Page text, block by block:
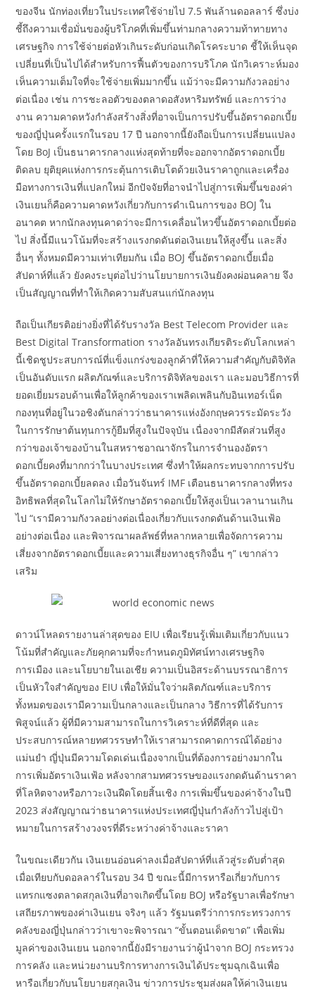
ของจีน นักท่องเที่ยวในประเทศใช้จ่ายไป 7.5 พันล้านดอลลาร์ ซึ่งบ่ง
ชี้ถึงความเชื่อมั่นของผู้บริโภคที่เพิ่มขึ้นท่ามกลางความท้าทายทาง
เศรษฐกิจ การใช้จ่ายต่อหัวเกินระดับก่อนเกิดโรคระบาด ชี้ให้เห็นจุด
เปลี่ยนที่เป็นไปได้สำหรับการฟื้นตัวของการบริโภค นักวิเคราะห์มอง
เห็นความเต็มใจที่จะใช้จ่ายเพิ่มมากขึ้น แม้ว่าจะมีความกังวลอย่าง
ต่อเนื่อง เช่น การชะลอตัวของตลาดอสังหาริมทรัพย์ และการว่าง
งาน ความคาดหวังกำลังสร้างสิ่งที่อาจเป็นการปรับขึ้นอัตราดอกเบี้ย
ของญี่ปุ่นครั้งแรกในรอบ 17 ปี นอกจากนี้ยังถือเป็นการเปลี่ยนแปลง
โดย BoJ เป็นธนาคารกลางแห่งสุดท้ายที่จะออกจากอัตราดอกเบี้ย
ติดลบ ยุติยุคแห่งการกระตุ้นการเติบโตด้วยเงินราคาถูกและเครื่อง
มือทางการเงินที่แปลกใหม่ อีกปัจจัยที่อาจนำไปสู่การเพิ่มขึ้นของค่า
เงินเยนก็คือความคาดหวังเกี่ยวกับการดำเนินการของ BOJ ใน
อนาคต หากนักลงทุนคาดว่าจะมีการเคลื่อนไหวขึ้นอัตราดอกเบี้ยต่อ
ไป สิ่งนี้มีแนวโน้มที่จะสร้างแรงกดดันต่อเงินเยนให้สูงขึ้น และสิ่ง
อื่นๆ ทั้งหมดมีความเท่าเทียมกัน เมื่อ BOJ ขึ้นอัตราดอกเบี้ยเมื่อ
สัปดาห์ที่แล้ว ยังคงระบุต่อไปว่านโยบายการเงินยังคงผ่อนคลาย จึง
เป็นสัญญาณที่ทำให้เกิดความสับสนแก่นักลงทุน
ถือเป็นเกียรติอย่างยิ่งที่ได้รับรางวัล Best Telecom Provider และ
Best Digital Transformation รางวัลอันทรงเกียรติระดับโลกเหล่า
นี้เชิดชูประสบการณ์ที่แข็งแกร่งของลูกค้าที่ให้ความสำคัญกับดิจิทัล
เป็นอันดับแรก ผลิตภัณฑ์และบริการดิจิทัลของเรา และมอบวิธีการที่
ยอดเยี่ยมรอบด้านเพื่อให้ลูกค้าของเราเพลิดเพลินกับอินเทอร์เน็ต
กองทุนที่อยู่ในวอชิงตันกล่าวว่าธนาคารแห่งอังกฤษควรระมัดระวัง
ในการรักษาต้นทุนการกู้ยืมที่สูงในปัจจุบัน เนื่องจากมีสัดส่วนที่สูง
กว่าของเจ้าของบ้านในสหราชอาณาจักรในการจำนองอัตรา
ดอกเบี้ยคงที่มากกว่าในบางประเทศ ซึ่งทำให้ผลกระทบจากการปรับ
ขึ้นอัตราดอกเบี้ยลดลง เมื่อวันจันทร์ IMF เตือนธนาคารกลางที่ทรง
อิทธิพลที่สุดในโลกไม่ให้รักษาอัตราดอกเบี้ยให้สูงเป็นเวลานานเกิน
ไป “เรามีความกังวลอย่างต่อเนื่องเกี่ยวกับแรงกดดันด้านเงินเฟ้อ
อย่างต่อเนื่อง และพิจารณาผลลัพธ์ที่หลากหลายเพื่อจัดการความ
เสี่ยงจากอัตราดอกเบี้ยและความเสี่ยงทางธุรกิจอื่น ๆ” เขากล่าว
เสริม
ดาวน์โหลดรายงานล่าสุดของ EIU เพื่อเรียนรู้เพิ่มเติมเกี่ยวกับแนว
โน้มที่สำคัญและภัยคุกคามที่จะกำหนดภูมิทัศน์ทางเศรษฐกิจ
การเมือง และนโยบายในเอเชีย ความเป็นอิสระด้านบรรณาธิการ
เป็นหัวใจสำคัญของ EIU เพื่อให้มั่นใจว่าผลิตภัณฑ์และบริการ
ทั้งหมดของเรามีความเป็นกลางและเป็นกลาง วิธีการที่ได้รับการ
พิสูจน์แล้ว ผู้ที่มีความสามารถในการวิเคราะห์ที่ดีที่สุด และ
ประสบการณ์หลายทศวรรษทำให้เราสามารถคาดการณ์ได้อย่าง
แม่นยำ ญี่ปุ่นมีความโดดเด่นเนื่องจากเป็นที่ต้องการอย่างมากใน
การเพิ่มอัตราเงินเฟ้อ หลังจากสามทศวรรษของแรงกดดันด้านราคา
ที่โลหิตจางหรือภาวะเงินฝืดโดยสิ้นเชิง การเพิ่มขึ้นของค่าจ้างในปี
2023 ส่งสัญญาณว่าธนาคารแห่งประเทศญี่ปุ่นกำลังก้าวไปสู่เป้า
หมายในการสร้างวงจรที่ดีระหว่างค่าจ้างและราคา
ในขณะเดียวกัน เงินเยนอ่อนค่าลงเมื่อสัปดาห์ที่แล้วสู่ระดับต่ำสุด
เมื่อเทียบกับดอลลาร์ในรอบ 34 ปี ขณะนี้มีการหารือเกี่ยวกับการ
แทรกแซงตลาดสกุลเงินที่อาจเกิดขึ้นโดย BOJ หรือรัฐบาลเพื่อรักษา
เสถียรภาพของค่าเงินเยน จริงๆ แล้ว รัฐมนตรีว่าการกระทรวงการ
คลังของญี่ปุ่นกล่าวว่าเขาจะพิจารณา “ขั้นตอนเด็ดขาด” เพื่อเพิ่ม
มูลค่าของเงินเยน นอกจากนี้ยังมีรายงานว่าผู้นำจาก BOJ กระทรวง
การคลัง และหน่วยงานบริการทางการเงินได้ประชุมฉุกเฉินเพื่อ
หารือเกี่ยวกับนโยบายสกุลเงิน ข่าวการประชุมส่งผลให้ค่าเงินเยน